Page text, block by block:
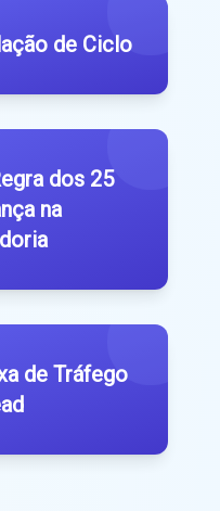
de Ciclo
dos 25
na
de Tráfego